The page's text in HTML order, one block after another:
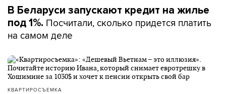
В Беларуси запускают кредит на жилье
под 1%. Посчитали, сколько придется платить
на самом деле
КВАРТИРОСЪЕМКА